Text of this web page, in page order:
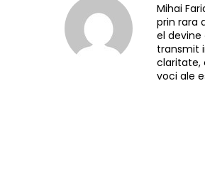
Mihai
prin rara
el devine
transmit
claritate,
voci ale